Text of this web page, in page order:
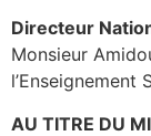
Directeur
Monsieur
l’Enseignement
AU TITRE DU